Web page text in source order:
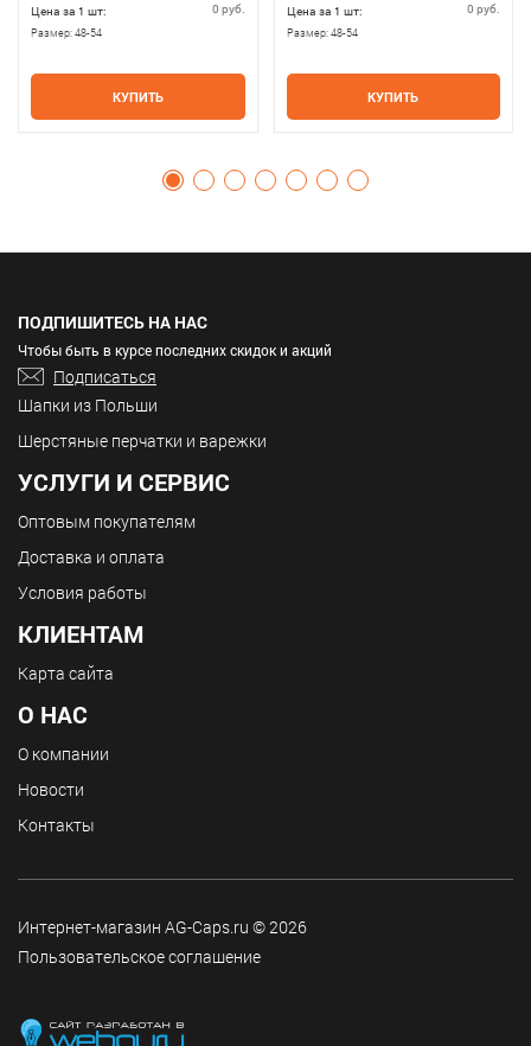
Цена за 1 шт: 0 руб.
Размер:48-54
КУПИТЬ
Цена за 1 шт: 0 руб.
Размер: 48-54
КУПИТЬ
ПОДПИШИТЕСЬ НА НАС
Чтобы быть в курсе последних скидок и акций
Подписаться
Шапки из Польши
Шерстяные перчатки и варежки
УСЛУГИ И СЕРВИС
Оптовым покупателям
Доставка и оплата
Условия работы
КЛИЕНТАМ
Карта сайта
О НАС
О компании
Новости
Контакты
Интернет-магазин AG-Caps.ru © 2026
Пользовательское соглашение